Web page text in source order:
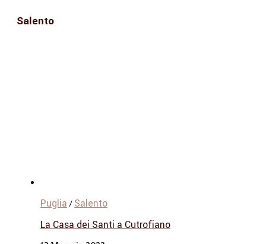
Salento
Puglia / Salento
La Casa dei Santi a Cutrofiano